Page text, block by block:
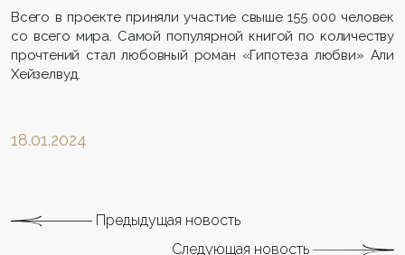
Всего в проекте приняли участие свыше 155 000 человек
со всего мира. Самой популярной книгой по количеству
прочтений стал любовный роман «Гипотеза любви» Али
Хейзелвуд.
18.01.2024
Предыдущая новость
Следующая новость